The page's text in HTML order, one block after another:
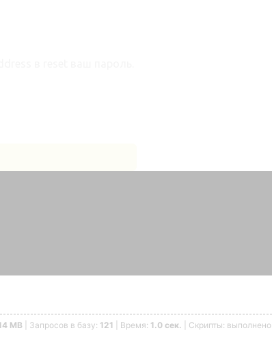
MB | Запросов в базу: 121 | Время: 1.0 сек. | Скрипты: выполнено